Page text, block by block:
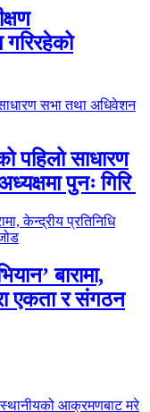
पहिलो साधारण
पुनः गिरि
बारामा,
एकता र संगठन